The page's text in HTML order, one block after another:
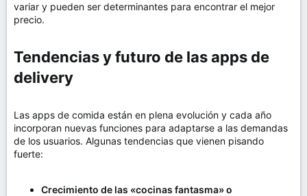
variar y pueden ser determinantes para encontrar el mejor
precio.
Tendencias y futuro de las apps de
delivery​
Las apps de comida están en plena evolución y cada año
incorporan nuevas funciones para adaptarse a las demandas
de los usuarios. Algunas tendencias que vienen pisando
fuerte:
Crecimiento de las «cocinas fantasma» o